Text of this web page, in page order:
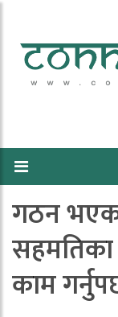
गठन
काम